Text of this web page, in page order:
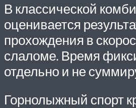
В классической
оценивается
прохождения в
слаломе. Время
отдельно и не
Горнолыжный спорт